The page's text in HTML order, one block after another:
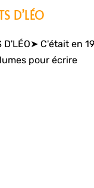
D’LÉO
D'LÉO➤ C'était en
pour écrire